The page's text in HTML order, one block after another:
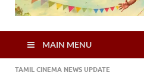
MAIN MENU
TAMIL CINEMA NEWS UPDATE